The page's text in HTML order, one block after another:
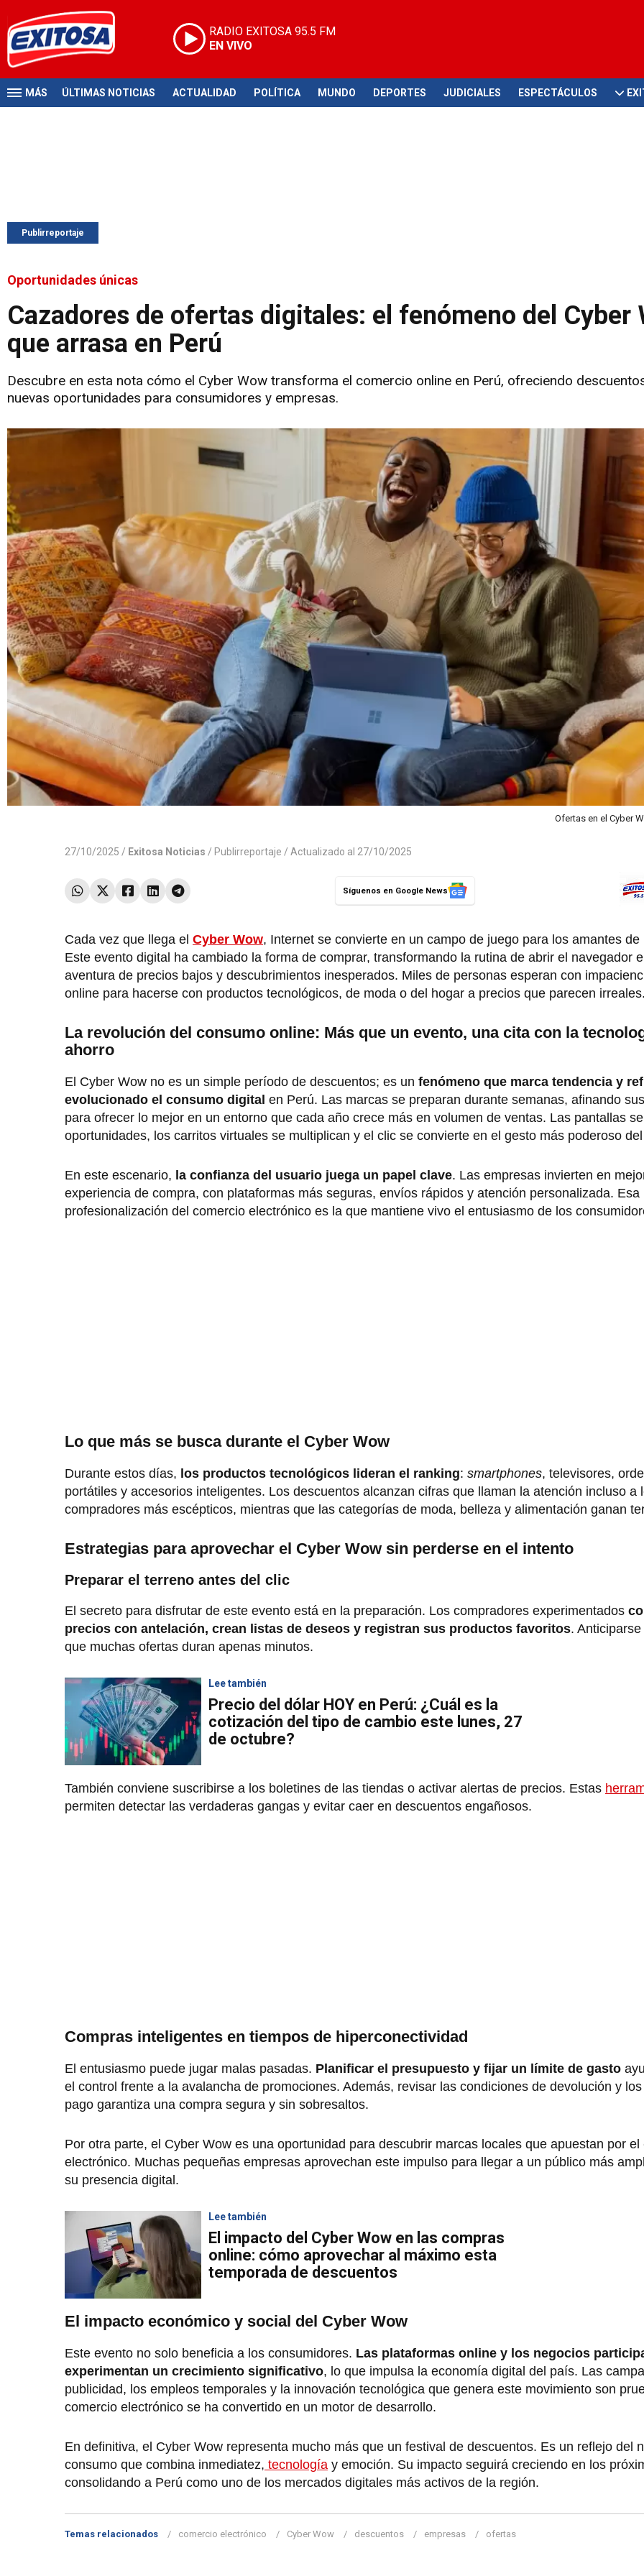
RADIO EXITOSA 95.5 FM
EN VIVO
MÁS ÚLTIMAS NOTICIAS ACTUALIDAD POLÍTICA MUNDO DEPORTES JUDICIALES ESPECTÁCULOS
Publirreportaje
Oportunidades únicas
Cazadores de ofertas digitales: el fenómeno del Cyber
que arrasa en Perú
Descubre en esta nota cómo el Cyber Wow transforma el comercio online en Perú, ofreciendo
nuevas oportunidades para consumidores y empresas.
Ofertas en el Cyber
27/10/2025 / Exitosa Noticias / Publirreportaje / Actualizado al 27/10/2025
Síguenos en Google News
Cada vez que llega el Cyber Wow, Internet se convierte en un campo de juego para los amantes de
Este evento digital ha cambiado la forma de comprar, transformando la rutina de abrir el navegador
aventura de precios bajos y descubrimientos inesperados. Miles de personas esperan con
online para hacerse con productos tecnológicos, de moda o del hogar a precios que parecen irreales.
La revolución del consumo online: Más que un evento, una cita con la
ahorro
El Cyber Wow no es un simple período de descuentos; es un fenómeno que marca tendencia y
evolucionado el consumo digital en Perú. Las marcas se preparan durante semanas, afinando
para ofrecer lo mejor en un entorno que cada año crece más en volumen de ventas. Las pantallas
oportunidades, los carritos virtuales se multiplican y el clic se convierte en el gesto más poderoso
En este escenario, la confianza del usuario juega un papel clave. Las empresas invierten en
experiencia de compra, con plataformas más seguras, envíos rápidos y atención personalizada. Esa
profesionalización del comercio electrónico es la que mantiene vivo el entusiasmo de los
Lo que más se busca durante el Cyber Wow
Durante estos días, los productos tecnológicos lideran el ranking: smartphones, televisores,
portátiles y accesorios inteligentes. Los descuentos alcanzan cifras que llaman la atención incluso a
compradores más escépticos, mientras que las categorías de moda, belleza y alimentación ganan
Estrategias para aprovechar el Cyber Wow sin perderse en el intento
Preparar el terreno antes del clic
El secreto para disfrutar de este evento está en la preparación. Los compradores experimentados
precios con antelación, crean listas de deseos y registran sus productos favoritos.
que muchas ofertas duran apenas minutos.
Lee también
Precio del dólar HOY en Perú: ¿Cuál es la
cotización del tipo de cambio este lunes, 27
de octubre?
También conviene suscribirse a los boletines de las tiendas o activar alertas de precios. Estas
permiten detectar las verdaderas gangas y evitar caer en descuentos engañosos.
Compras inteligentes en tiempos de hiperconectividad
El entusiasmo puede jugar malas pasadas. Planificar el presupuesto y fijar un límite de gasto
el control frente a la avalancha de promociones. Además, revisar las condiciones de devolución y
pago garantiza una compra segura y sin sobresaltos.
Por otra parte, el Cyber Wow es una oportunidad para descubrir marcas locales que apuestan por el
electrónico. Muchas pequeñas empresas aprovechan este impulso para llegar a un público más
su presencia digital.
Lee también
El impacto del Cyber Wow en las compras
online: cómo aprovechar al máximo esta
temporada de descuentos
El impacto económico y social del Cyber Wow
Este evento no solo beneficia a los consumidores. Las plataformas online y los negocios
experimentan un crecimiento significativo, lo que impulsa la economía digital del país. Las
publicidad, los empleos temporales y la innovación tecnológica que genera este movimiento son
comercio electrónico se ha convertido en un motor de desarrollo.
En definitiva, el Cyber Wow representa mucho más que un festival de descuentos. Es un reflejo del
consumo que combina inmediatez, tecnología y emoción. Su impacto seguirá creciendo en los
consolidando a Perú como uno de los mercados digitales más activos de la región.
Temas relacionados comercio electrónico Cyber Wow descuentos empresas ofertas